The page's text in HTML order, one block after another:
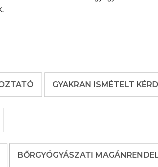
GYAKRAN ISMÉTELT
BŐRGYÓGYÁSZATI